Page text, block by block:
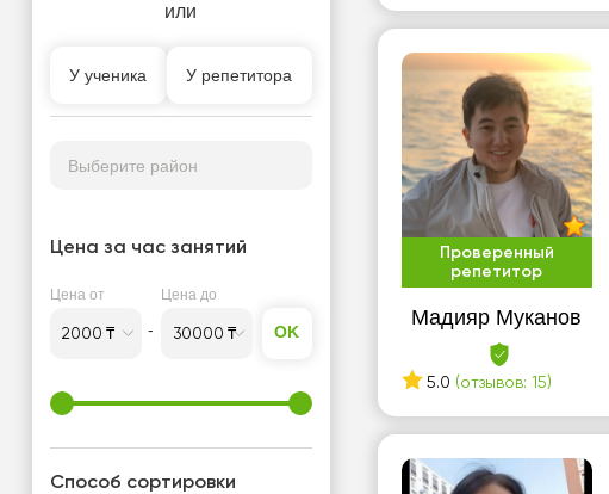
Проверенный
репетитор
Мадияр Муканов
5.0 (отзывов: 15)
или
У ученика У репетитора
Выберите район
Цена за час занятий
Цена от Цена до
OK
Способ сортировки